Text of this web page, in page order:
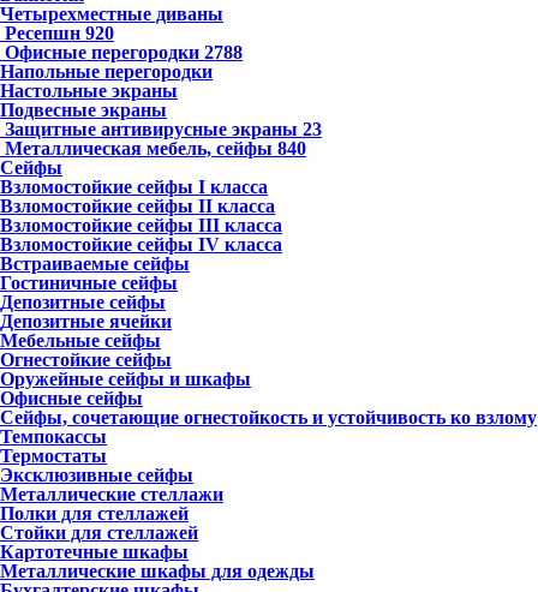
Четырехместные диваны
Ресепшн 920
Офисные перегородки 2788
Напольные перегородки
Настольные экраны
Подвесные экраны
Защитные антивирусные экраны 23
Металлическая мебель, сейфы 840
Сейфы
Взломостойкие сейфы I класса
Взломостойкие сейфы II класса
Взломостойкие сейфы III класса
Взломостойкие сейфы IV класса
Встраиваемые сейфы
Гостиничные сейфы
Депозитные сейфы
Депозитные ячейки
Мебельные сейфы
Огнестойкие сейфы
Оружейные сейфы и шкафы
Офисные сейфы
Сейфы, сочетающие огнестойкость и устойчивость ко взлому
Темпокассы
Термостаты
Эксклюзивные сейфы
Металлические стеллажи
Полки для стеллажей
Стойки для стеллажей
Картотечные шкафы
Металлические шкафы для одежды